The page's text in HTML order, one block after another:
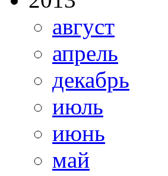
август
апрель
декабрь
июль
июнь
май